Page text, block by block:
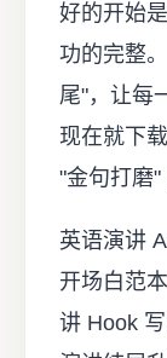
好的开始
功的完整
尾"，让每
现在就下
"金句打磨"
英语演讲
开场白范
讲 Hook